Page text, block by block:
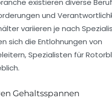
existieren diverse
und
variieren je nach
sich die Entlohnungen von
Spezialisten für
Gehaltsspannen